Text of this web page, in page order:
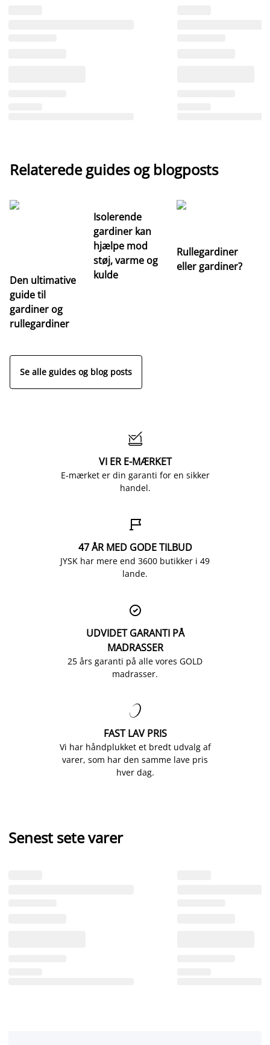
Relaterede guides og blogposts
Den ultimative
guide til
gardiner og
rullegardiner
Isolerende
gardiner kan
hjælpe mod
støj, varme og
kulde
Rullegardiner
eller gardiner?
Se alle guides og blog posts

VI ER E-MÆRKET
E-mærket er din garanti for en sikker
handel.

47 ÅR MED GODE TILBUD
JYSK har mere end 3600 butikker i 49
lande.

UDVIDET GARANTI PÅ
MADRASSER
25 års garanti på alle vores GOLD
madrasser.

FAST LAV PRIS
Vi har håndplukket et bredt udvalg af
varer, som har den samme lave pris
hver dag.
Senest sete varer